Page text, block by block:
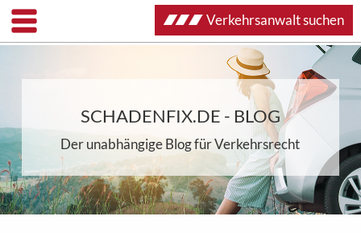
SCHADENFIX.DE - BLOG
Der unabhängige Blog für Verkehrsrecht
Verkehrsanwalt suchen